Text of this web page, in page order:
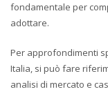
fondamentale per
adottare.
Per approfondimenti
Italia, si può fare
analisi di mercato e